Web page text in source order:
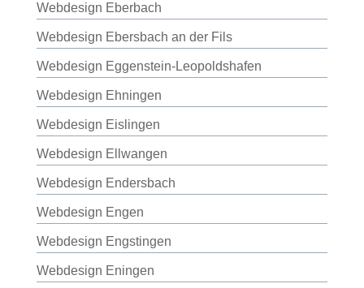
Webdesign Eberbach
Webdesign Ebersbach an der Fils
Webdesign Eggenstein-Leopoldshafen
Webdesign Ehningen
Webdesign Eislingen
Webdesign Ellwangen
Webdesign Endersbach
Webdesign Engen
Webdesign Engstingen
Webdesign Eningen